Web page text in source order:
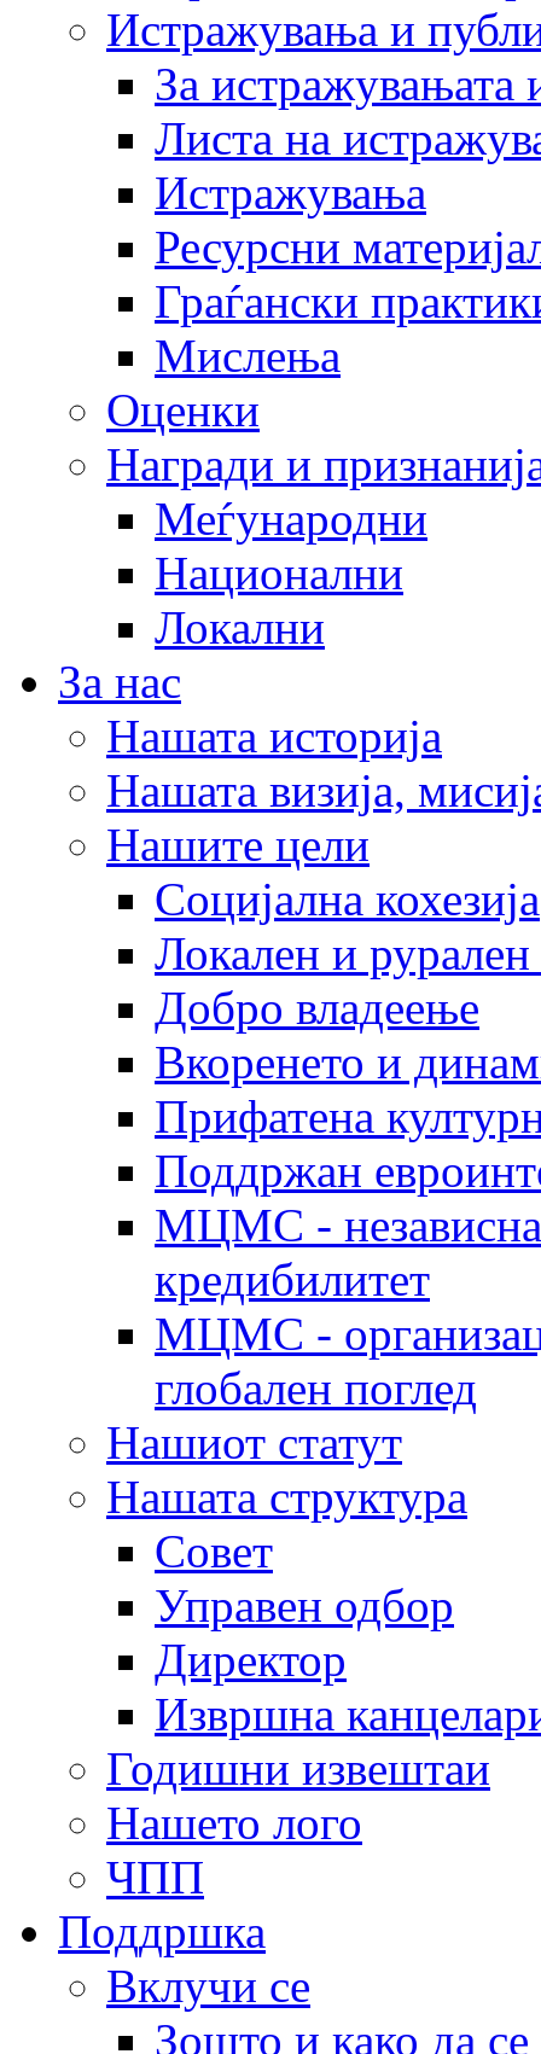
Истражувања и
За истражувањата
Листа на
Истражувања
Ресурсни
Граѓански
Мислења
Оценки
Награди и
Меѓународни
Национални
Локални
За нас
Нашата историја
Нашата визија,
Нашите цели
Социјална кохезија
Локален и рурален
Добро владеење
Вкоренето и
Прифатена
Поддржан
МЦМС - независна
кредибилитет
МЦМС -
глобален поглед
Нашиот статут
Нашата структура
Совет
Управен одбор
Директор
Извршна
Годишни извештаи
Нашето лого
ЧПП
Поддршка
Вклучи се
Зошто и како да